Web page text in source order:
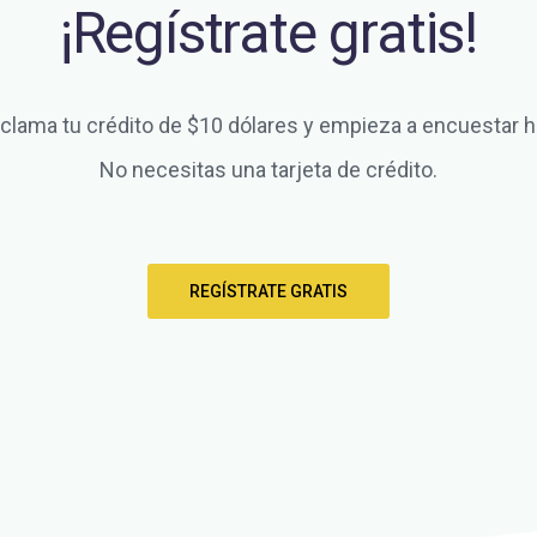
¡Regístrate gratis!
tu crédito de $10 dólares y empieza a encuestar
No necesitas una tarjeta de crédito.
REGÍSTRATE GRATIS